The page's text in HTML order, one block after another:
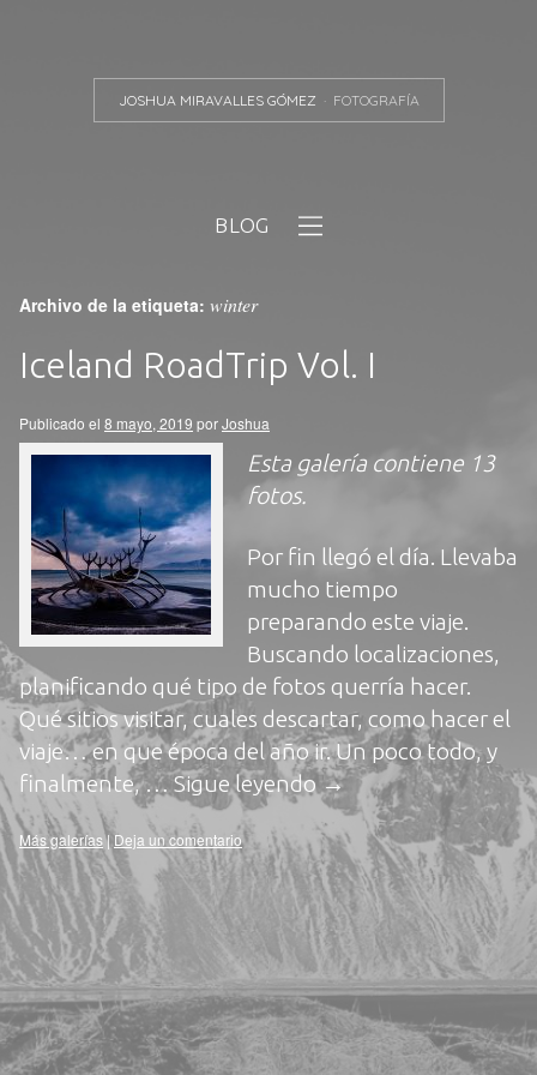
JOSHUA MIRAVALLES GÓMEZ FOTOGRAFÍA
BLOG
Archivo de la etiqueta: winter
Iceland RoadTrip Vol. I
Publicado el 8 mayo, 2019 porJoshua
Esta galería contiene 13
fotos.
Por fin llegó el día. Llevaba
mucho tiempo
preparando este viaje.
Buscando localizaciones,
planificando qué tipo de fotos querría hacer.
Qué sitios visitar, cuales descartar, como hacer el
viaje… en que época del año ir. Un poco todo, y
finalmente, …Sigue leyendo →
Más galerías| Deja un comentario